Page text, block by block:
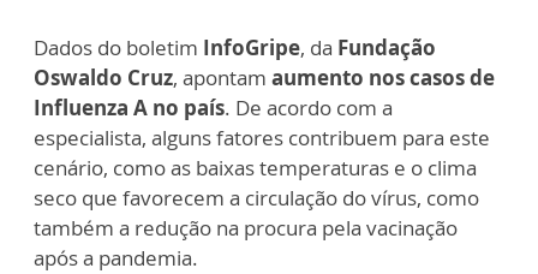
Dados do boletim InfoGripe, da Fundação
Oswaldo Cruz, apontam aumento nos casos de
Influenza A no país. De acordo com a
especialista, alguns fatores contribuem para este
cenário, como as baixas temperaturas e o clima
seco que favorecem a circulação do vírus, como
também a redução na procura pela vacinação
após a pandemia.